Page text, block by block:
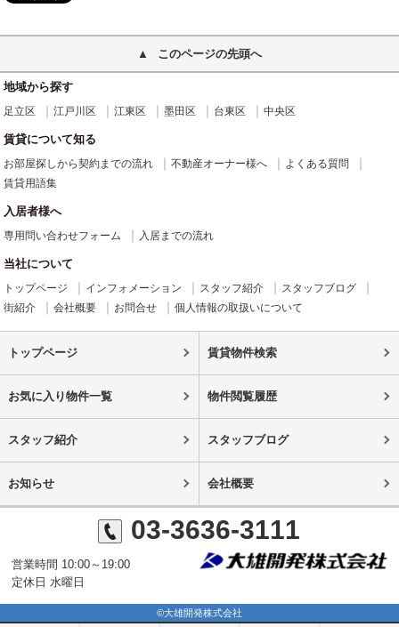
このページの先頭へ
地域から探す
足立区 江戸川区 江東区 墨田区 台東区 中央区
賃貸について知る
お部屋探しから契約までの流れ 不動産オーナー様へ
よくある質問
賃貸用語集
入居者様へ
専用問い合わせフォーム 入居までの流れ
当社について
トップページ インフォメーション スタッフ紹介
スタッフブログ
街紹介
会社概要 お問合せ 個人情報の取扱いについて
トップページ 賃貸物件検索
お気に入り物件一覧 物件閲覧履歴
スタッフ紹介 スタッフブログ
お知らせ 会社概要
03-3636-3111
営業時間 10:00～19:00
定休日 水曜日
©大雄開発株式会社